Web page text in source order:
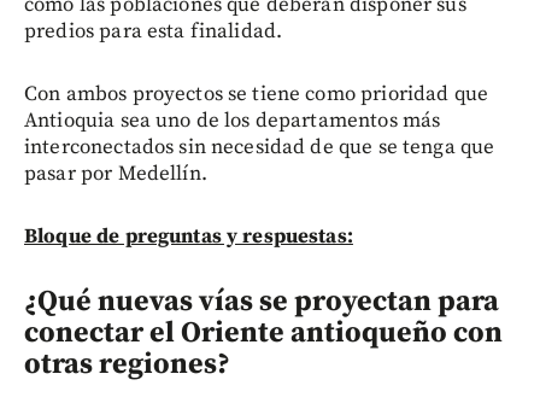
predios para esta finalidad.
Con ambos proyectos se tiene como prioridad que
Antioquia sea uno de los departamentos más
interconectados sin necesidad de que se tenga que
pasar por Medellín.
Bloque de preguntas y respuestas:
¿Qué nuevas vías se proyectan para
conectar el Oriente antioqueño con
otras regiones?